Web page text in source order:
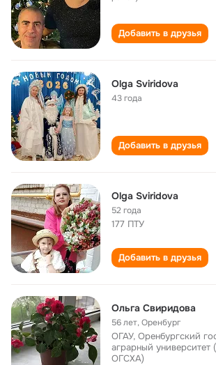
Добавить в друзья
Olga Sviridova
43 года
Добавить в друзья
Olga Sviridova
52 года
177 ПТУ
Добавить в друзья
Ольга Свиридова
56 лет,Оренбург
ОГАУ, Оренбургский
аграрный
ОГСХА)